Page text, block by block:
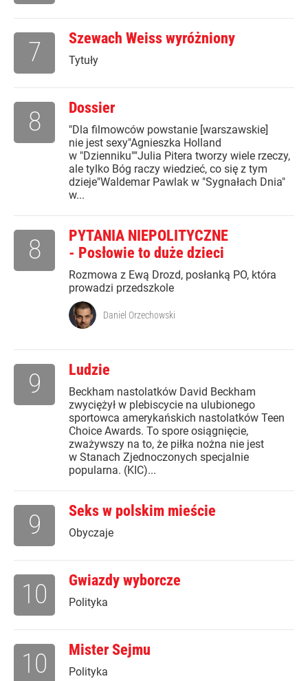
Szewach Weiss wyróżniony
Tytuły
7
Dossier
"Dla filmowców powstanie [warszawskie]
nie jest sexy"Agnieszka Holland
w "Dzienniku""Julia Pitera tworzy wiele rzeczy,
ale tylko Bóg raczy wiedzieć, co się z tym
dzieje"Waldemar Pawlak w "Sygnałach Dnia"
w...
8
PYTANIA NIEPOLITYCZNE
- Posłowie to duże dzieci
Rozmowa z Ewą Drozd, posłanką PO, która
prowadzi przedszkole
8
Daniel Orzechowski
Ludzie
Beckham nastolatków David Beckham
zwyciężył w plebiscycie na ulubionego
sportowca amerykańskich nastolatków Teen
Choice Awards. To spore osiągnięcie,
zważywszy na to, że piłka nożna nie jest
w Stanach Zjednoczonych specjalnie
popularna. (KIC)...
9
Seks w polskim mieście
Obyczaje
9
Gwiazdy wyborcze
Polityka
10
Mister Sejmu
Polityka
10